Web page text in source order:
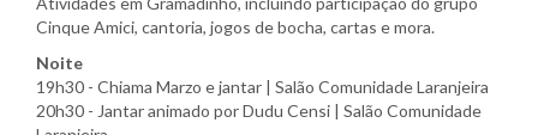
Cinque Amici, cantoria, jogos de bocha, cartas e mora.
Noite
19h30 - Chiama Marzo e jantar | Salão Comunidade Laranjeira
20h30 - Jantar animado por Dudu Censi | Salão Comunidade